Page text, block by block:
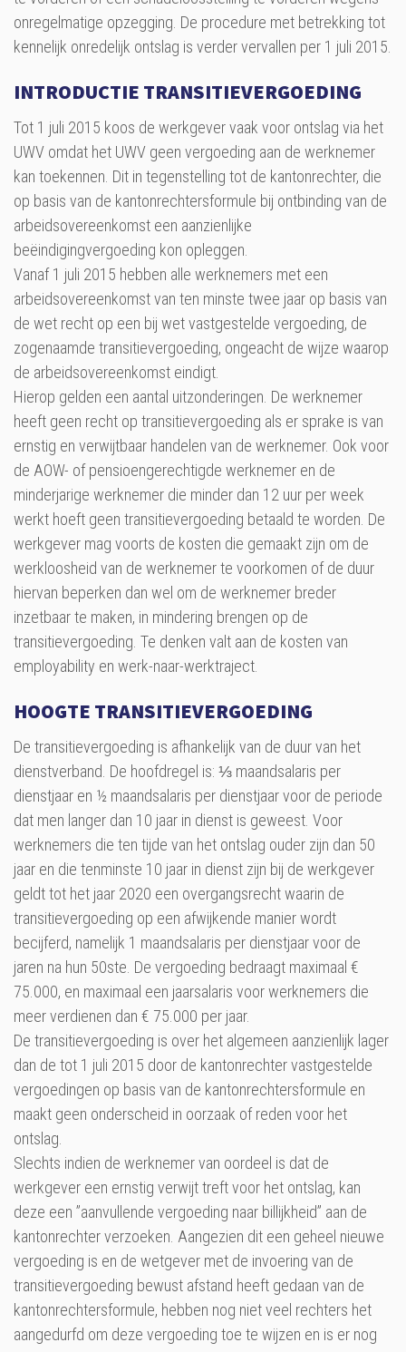
onregelmatige opzegging. De procedure met betrekking tot
kennelijk onredelijk ontslag is verder vervallen per 1 juli 2015.
INTRODUCTIE TRANSITIEVERGOEDING
Tot 1 juli 2015 koos de werkgever vaak voor ontslag via het
UWV omdat het UWV geen vergoeding aan de werknemer
kan toekennen. Dit in tegenstelling tot de kantonrechter, die
op basis van de kantonrechtersformule bij ontbinding van de
arbeidsovereenkomst een aanzienlijke
beëindigingvergoeding kon opleggen.
Vanaf 1 juli 2015 hebben alle werknemers met een
arbeidsovereenkomst van ten minste twee jaar op basis van
de wet recht op een bij wet vastgestelde vergoeding, de
zogenaamde transitievergoeding, ongeacht de wijze waarop
de arbeidsovereenkomst eindigt.
Hierop gelden een aantal uitzonderingen. De werknemer
heeft geen recht op transitievergoeding als er sprake is van
ernstig en verwijtbaar handelen van de werknemer. Ook voor
de AOW- of pensioengerechtigde werknemer en de
minderjarige werknemer die minder dan 12 uur per week
werkt hoeft geen transitievergoeding betaald te worden. De
werkgever mag voorts de kosten die gemaakt zijn om de
werkloosheid van de werknemer te voorkomen of de duur
hiervan beperken dan wel om de werknemer breder
inzetbaar te maken, in mindering brengen op de
transitievergoeding. Te denken valt aan de kosten van
employability en werk-naar-werktraject.
HOOGTE TRANSITIEVERGOEDING
De transitievergoeding is afhankelijk van de duur van het
dienstverband. De hoofdregel is: ⅓ maandsalaris per
dienstjaar en ½ maandsalaris per dienstjaar voor de periode
dat men langer dan 10 jaar in dienst is geweest. Voor
werknemers die ten tijde van het ontslag ouder zijn dan 50
jaar en die tenminste 10 jaar in dienst zijn bij de werkgever
geldt tot het jaar 2020 een overgangsrecht waarin de
transitievergoeding op een afwijkende manier wordt
becijferd, namelijk 1 maandsalaris per dienstjaar voor de
jaren na hun 50ste. De vergoeding bedraagt maximaal €
75.000, en maximaal een jaarsalaris voor werknemers die
meer verdienen dan € 75.000 per jaar.
De transitievergoeding is over het algemeen aanzienlijk lager
dan de tot 1 juli 2015 door de kantonrechter vastgestelde
vergoedingen op basis van de kantonrechtersformule en
maakt geen onderscheid in oorzaak of reden voor het
ontslag.
Slechts indien de werknemer van oordeel is dat de
werkgever een ernstig verwijt treft voor het ontslag, kan
deze een ”aanvullende vergoeding naar billijkheid” aan de
kantonrechter verzoeken. Aangezien dit een geheel nieuwe
vergoeding is en de wetgever met de invoering van de
transitievergoeding bewust afstand heeft gedaan van de
kantonrechtersformule, hebben nog niet veel rechters het
aangedurfd om deze vergoeding toe te wijzen en is er nog